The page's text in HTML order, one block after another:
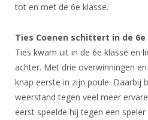
tot en met de 6e klasse.
Ties Coenen schittert in de 6e
Ties kwam uit in de 6e klasse en
achter. Met drie overwinningen
knap eerste in zijn poule. Daarbij
weerstand tegen veel meer
eerst speelde hij tegen een